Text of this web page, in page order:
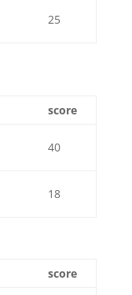
25
score
40
18
score